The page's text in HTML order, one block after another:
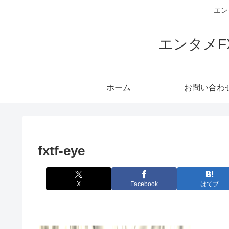
エ
エンタメ
ホーム お問い合わ
fxtf-eye
X Facebook はてブ